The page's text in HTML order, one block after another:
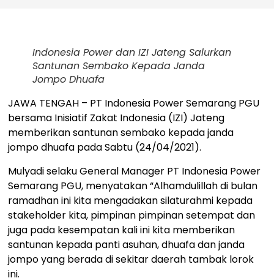
Indonesia Power dan IZI Jateng Salurkan
Santunan Sembako Kepada Janda
Jompo Dhuafa
JAWA TENGAH – PT Indonesia Power Semarang PGU
bersama Inisiatif Zakat Indonesia (IZI) Jateng
memberikan santunan sembako kepada janda
jompo dhuafa pada Sabtu (24/04/2021).
Mulyadi selaku General Manager PT Indonesia Power
Semarang PGU, menyatakan “Alhamdulillah di bulan
ramadhan ini kita mengadakan silaturahmi kepada
stakeholder kita, pimpinan pimpinan setempat dan
juga pada kesempatan kali ini kita memberikan
santunan kepada panti asuhan, dhuafa dan janda
jompo yang berada di sekitar daerah tambak lorok
ini.